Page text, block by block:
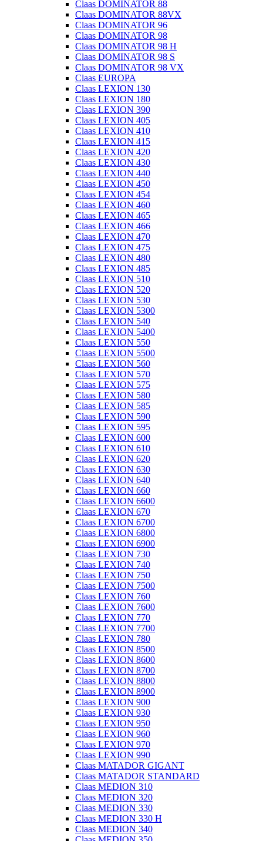
Claas DOMINATOR 88
Claas DOMINATOR 88VX
Claas DOMINATOR 96
Claas DOMINATOR 98
Claas DOMINATOR 98 H
Claas DOMINATOR 98 S
Claas DOMINATOR 98 VX
Claas EUROPA
Claas LEXION 130
Claas LEXION 180
Claas LEXION 390
Claas LEXION 405
Claas LEXION 410
Claas LEXION 415
Claas LEXION 420
Claas LEXION 430
Claas LEXION 440
Claas LEXION 450
Claas LEXION 454
Claas LEXION 460
Claas LEXION 465
Claas LEXION 466
Claas LEXION 470
Claas LEXION 475
Claas LEXION 480
Claas LEXION 485
Claas LEXION 510
Claas LEXION 520
Claas LEXION 530
Claas LEXION 5300
Claas LEXION 540
Claas LEXION 5400
Claas LEXION 550
Claas LEXION 5500
Claas LEXION 560
Claas LEXION 570
Claas LEXION 575
Claas LEXION 580
Claas LEXION 585
Claas LEXION 590
Claas LEXION 595
Claas LEXION 600
Claas LEXION 610
Claas LEXION 620
Claas LEXION 630
Claas LEXION 640
Claas LEXION 660
Claas LEXION 6600
Claas LEXION 670
Claas LEXION 6700
Claas LEXION 6800
Claas LEXION 6900
Claas LEXION 730
Claas LEXION 740
Claas LEXION 750
Claas LEXION 7500
Claas LEXION 760
Claas LEXION 7600
Claas LEXION 770
Claas LEXION 7700
Claas LEXION 780
Claas LEXION 8500
Claas LEXION 8600
Claas LEXION 8700
Claas LEXION 8800
Claas LEXION 8900
Claas LEXION 900
Claas LEXION 930
Claas LEXION 950
Claas LEXION 960
Claas LEXION 970
Claas LEXION 990
Claas MATADOR GIGANT
Claas MATADOR STANDARD
Claas MEDION 310
Claas MEDION 320
Claas MEDION 330
Claas MEDION 330 H
Claas MEDION 340